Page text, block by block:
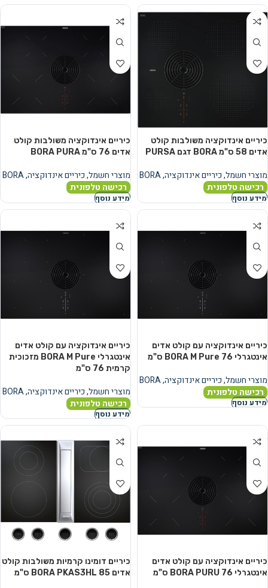
כיריים אינדוקציה משולבות קולט
אדים 58 ס"מ BORA דגם PURSA
מוצרי חשמל,כיריים אינדוקציה,
BORA
רכישה טלפונית
מידע נוסף
כיריים אינדוקציה משולבות קולט
אדים 76 ס"מ BORA PURA
מוצרי חשמל,כיריים אינדוקציה,
BORA
רכישה טלפונית
מידע נוסף
כיריים אינדוקציה עם קולט אדים
אינטגרלי BORA M Pure 76 ס"מ
מוצרי חשמל,כיריים אינדוקציה,
BORA
רכישה טלפונית
מידע נוסף
כיריים אינדוקציה עם קולט אדים
אינטגרלי BORA M Pure מזכוכית
קרמית 76 ס"מ
מוצרי חשמל,כיריים אינדוקציה,
BORA
רכישה טלפונית
מידע נוסף
כיריים אינדוקציה עם קולט אדים
אינטגרלי BORA PURU 76 ס"מ
כיריים דומינו קרמיות משולבות קולט
אדים BORA PKAS3HL 85 ס"מ